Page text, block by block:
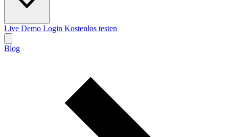
Live Demo Login Kostenlos testen
Blog